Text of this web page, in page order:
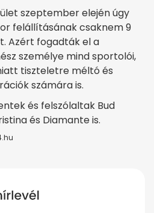
szeptember elején úgy
felállításának csaknem 9
Azért fogadták el a
személye mind sportolói,
tiszteletre méltó és
számára is.
és felszólaltak Bud
és Diamante is.